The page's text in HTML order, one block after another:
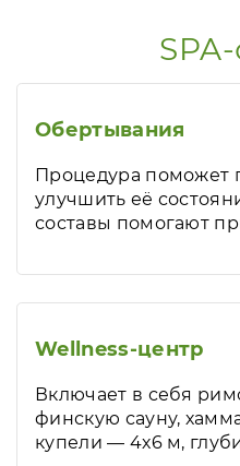
Обертывания
Процедура поможет
улучшить её
составы помогают
Wellness-центр
Включает в себя
финскую сауну,
купели — 4х6 м,